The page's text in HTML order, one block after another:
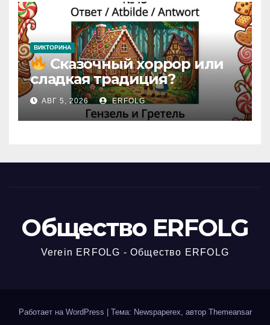
ВИКТОРИНА
Сказочный хоррор или
сладкая традиция?
Открываем секреты
вчерашней викторины!
АВГ 5, 2026 ERFOLG
Общество ERFOLG
Verein ERFOLG - Общество ERFOLG
Работает на WordPress Тема: Newspaperex, автор Themeansar